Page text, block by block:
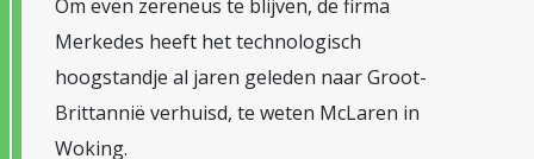
Om even zereneus te blijven, de firma
Merkedes heeft het technologisch
hoogstandje al jaren geleden naar Groot-
Brittannië verhuisd, te weten McLaren in
Woking.